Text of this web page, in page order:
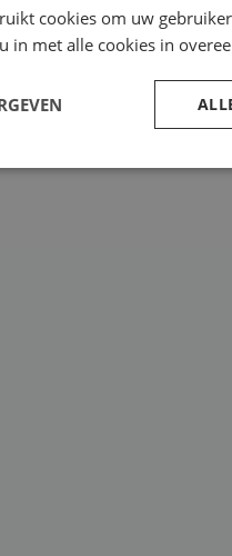
cookies om uw
in met alle cookies in